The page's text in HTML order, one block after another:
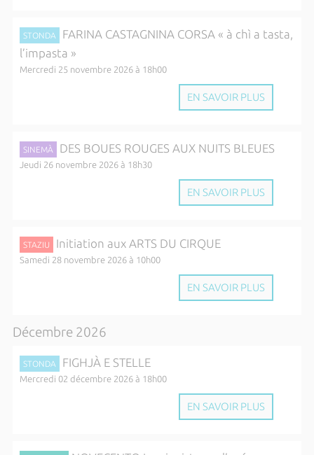
STONDA
FARINA CASTAGNINA CORSA « à chì a tasta,
l’impasta »
Mercredi 25 novembre 2026 à 18h00
EN SAVOIR PLUS
SINEMÀ DES BOUES ROUGES AUX NUITS BLEUES
Jeudi 26 novembre 2026 à 18h30
EN SAVOIR PLUS
STAZIU Initiation aux ARTS DU CIRQUE
Samedi 28 novembre 2026 à 10h00
EN SAVOIR PLUS
Décembre 2026
STONDA FIGHJÀ E STELLE
Mercredi 02 décembre 2026 à 18h00
EN SAVOIR PLUS